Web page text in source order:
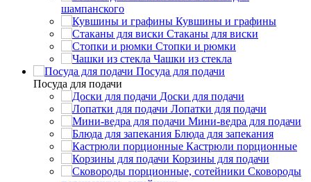
шампанского
Кувшины и графины
Стаканы для виски
Стопки и рюмки
Чашки из стекла
Посуда для подачи
Посуда для подачи
Доски для подачи
Лопатки для подачи
Мини-ведра для подачи
Блюда для запекания
Кастрюли порционные
Корзины для подачи
Сковороды